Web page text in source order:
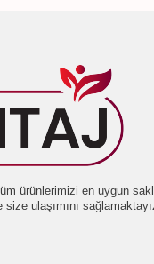
ürünlerimizi en uygun
ulaşımını